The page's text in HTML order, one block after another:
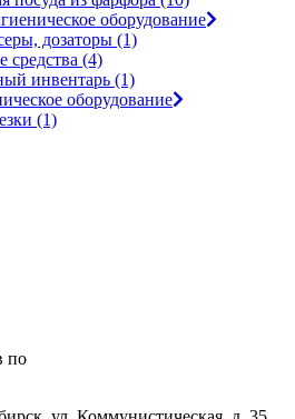
оборудование
дозаторы (1)
(4)
инвентарь (1)
оборудование
(1)
по